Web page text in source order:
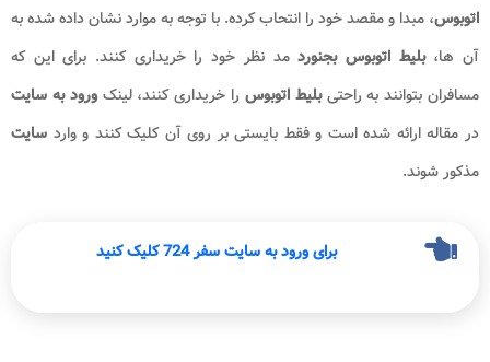
اتوبوس، مبدا و مقصد خود را انتحاب کرده. با توجه به موارد نشان داده شده به
آن ها،بلیط اتوبوس بجنوردمد نظر خود را خریداری کنند. برای این که
مسافران بتوانند به راحتیبلیط اتوبوس را خریداری کنند، لینکورود به سایت
در مقاله ارائه شده است و فقط بایستی بر روی آن کلیک کنند و وارد سایت
مذکور شوند.
برای ورود به سایت سفر 724 کلیک کنید